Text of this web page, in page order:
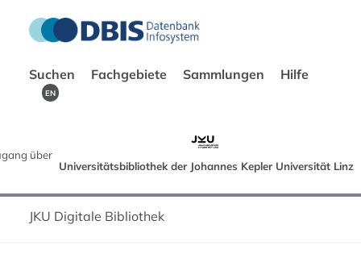
Suchen Fachgebiete Sammlungen Hilfe
EN
über
Universitätsbibliothek der Johannes Kepler Universität Linz
JKU Digitale Bibliothek